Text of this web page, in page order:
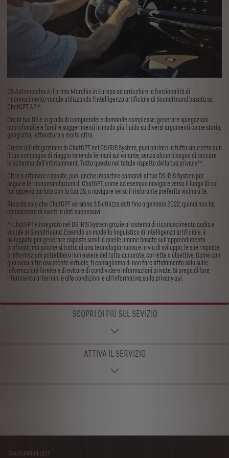
DS Automobiles è il primo Marchio in Europa ad arricchire la funzionalità di
riconoscimento vocale utilizzando l'intelligenza artificiale di SoundHound basata su
ChatGPT API*. ​
Ora la tua DS è in grado di comprendere domande complesse, generare spiegazioni
approfondite e fornire suggerimenti in modo più fluido su diversi argomenti come storia,
geografia, letteratura e molto altro.​
Grazie all'integrazione di ChatGPT nel DS IRIS System, puoi parlare in tutta sicurezza con
il tuo compagno di viaggio tenendo le mani sul volante, senza alcun bisogno di toccare
lo schermo dell'infotainment. Tutto questo nel totale rispetto della tua privacy**.​
Oltre a ottenere risposte, puoi anche impartire comandi al tuo DS IRIS System per
seguire le raccomandazioni di ChatGPT, come ad esempio navigare verso il luogo di cui
hai appena parlato con la tua DS, o navigare verso il ristorante preferito vicino a te.
Ricorda solo che ChatGPT versione 3.5 utilizza dati fino a gennaio 2022, quindi non ha
conoscenza di eventi e dati successivi.​
**ChatGPT è integrato nel DS IRIS System grazie al sistema di riconoscimento audio e
vocale di SoundHound. Essendo un modello linguistico di intelligenza artificiale, è
sviluppato per generare risposte simili a quelle umane basate sull'apprendimento
profondo, ma poiché si tratta di una tecnologia nuova e in via di sviluppo, le sue risposte
o informazioni potrebbero non essere del tutto accurate, corrette o obiettive. Come con
qualsiasi altro assistente virtuale, ti consigliamo di non fare affidamento solo sulle
informazioni fornite e di evitare di condividere informazioni private. Si prega di fare
riferimento ai termini e alle condizioni e all'informativa sulla privacyqui.
SCOPRI DI PIÙ SUL SEVIZIO
ATTIVA IL SERVIZIO
DSAUTOMOBILES.IT